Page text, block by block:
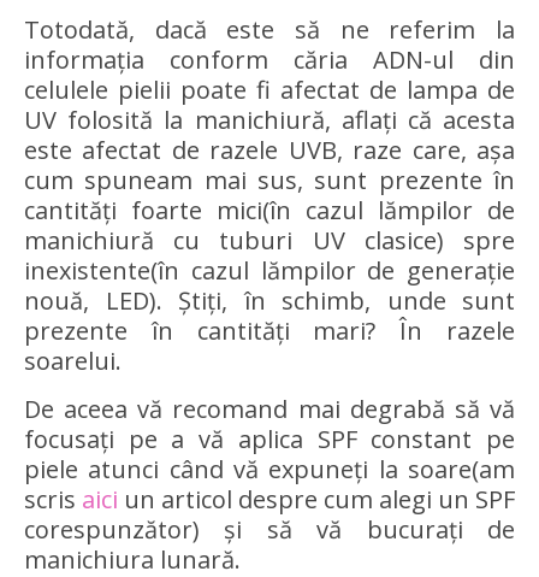
Totodată, dacă este să ne referim la
informația conform căria ADN-ul din
celulele pielii poate fi afectat de lampa de
UV folosită la manichiură, aflați că acesta
este afectat de razele UVB, raze care, așa
cum spuneam mai sus, sunt prezente în
cantități foarte mici(în cazul lămpilor de
manichiură cu tuburi UV clasice) spre
inexistente(în cazul lămpilor de generație
nouă, LED). Știți, în schimb, unde sunt
prezente în cantități mari? În razele
soarelui.
De aceea vă recomand mai degrabă să vă
focusați pe a vă aplica SPF constant pe
piele atunci când vă expuneți la soare(am
scris aici un articol despre cum alegi un SPF
corespunzător) și să vă bucurați de
manichiura lunară.